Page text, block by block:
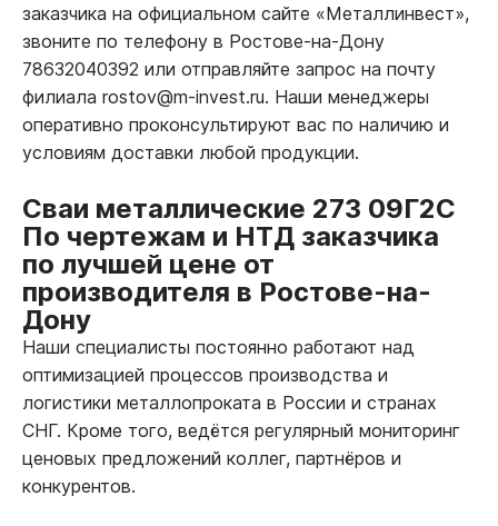
заказчика на официальном сайте «Металлинвест»,
звоните по телефону в Ростове-на-Дону
78632040392 или отправляйте запрос на почту
филиала rostov@m-invest.ru. Наши менеджеры
оперативно проконсультируют вас по наличию и
условиям доставки любой продукции.
Сваи металлические 273 09Г2С
По чертежам и НТД заказчика
по лучшей цене от
производителя в Ростове-на-
Дону
Наши специалисты постоянно работают над
оптимизацией процессов производства и
логистики металлопроката в России и странах
СНГ. Кроме того, ведётся регулярный мониторинг
ценовых предложений коллег, партнёров и
конкурентов.